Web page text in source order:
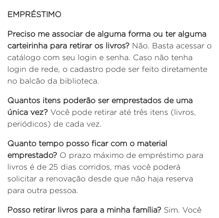
EMPRÉSTIMO
Preciso me associar de alguma forma ou ter alguma
carteirinha para retirar os livros? Não. Basta acessar o
catálogo com seu login e senha. Caso não tenha
login de rede, o cadastro pode ser feito diretamente
no balcão da biblioteca.
Quantos itens poderão ser emprestados de uma
única vez? Você pode retirar até três itens (livros,
periódicos) de cada vez.
Quanto tempo posso ficar com o material
emprestado? O prazo máximo de empréstimo para
livros é de 25 dias corridos, mas você poderá
solicitar a renovação desde que não haja reserva
para outra pessoa.
Posso retirar livros para a minha família? Sim. Você